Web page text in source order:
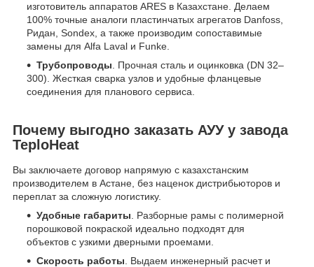
изготовитель аппаратов ARES в Казахстане. Делаем
100% точные аналоги пластинчатых агрегатов Danfoss,
Ридан, Sondex, а также производим сопоставимые
замены для Alfa Laval и Funke.
Трубопроводы . Прочная сталь и оцинковка (DN 32–
300). Жесткая сварка узлов и удобные фланцевые
соединения для планового сервиса.
Почему выгодно заказать АУУ у завода
TeploHeat
Вы заключаете договор напрямую с казахстанским
производителем в Астане, без наценок дистрибьюторов и
переплат за сложную логистику.
Удобные габариты . Разборные рамы с полимерной
порошковой покраской идеально подходят для
объектов с узкими дверными проемами.
Скорость работы . Выдаем инженерный расчет и